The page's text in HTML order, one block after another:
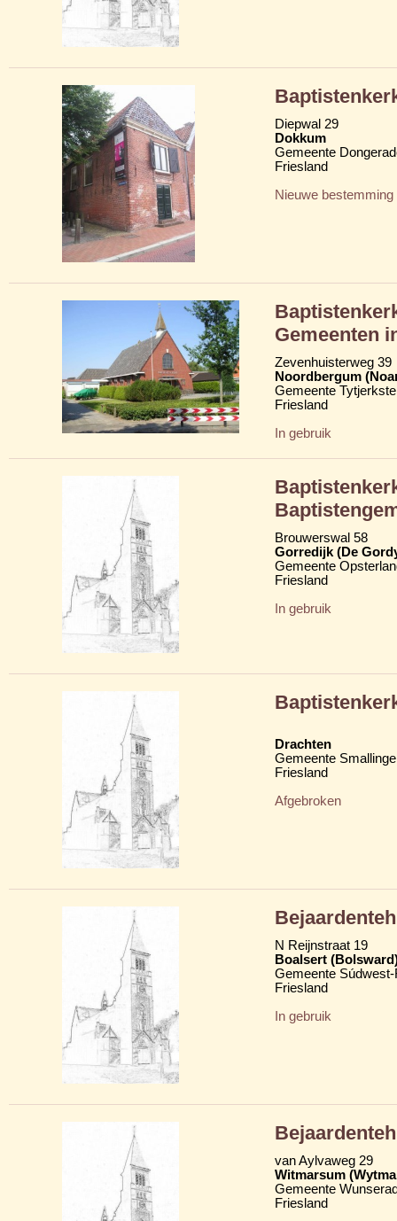
Diepwal 29
Dokkum
Gemeente
Friesland
Nieuwe bestemming
Gemeenten
Zevenhuisterweg 39
Noordbergum
Gemeente
Friesland
In gebruik
Brouwerswal 58
Gorredijk (De
Gemeente
Friesland
In gebruik
Drachten
Gemeente
Friesland
Afgebroken
N Reijnstraat 19
Boalsert
Gemeente
Friesland
In gebruik
van Aylvaweg 29
Witmarsum
Gemeente
Friesland